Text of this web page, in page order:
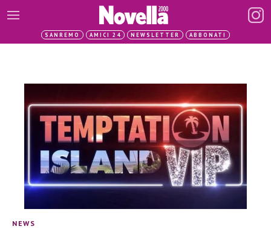
SANREMO AMICI 24 NEWSLETTER ABBONATI
NEWS